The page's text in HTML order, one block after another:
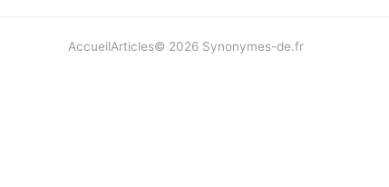
AccueilArticles© 2026 Synonymes-de.fr